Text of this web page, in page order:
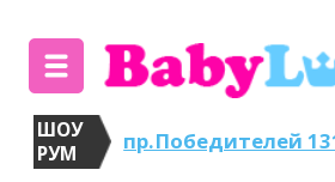
РУМ
пр.Победителей 131